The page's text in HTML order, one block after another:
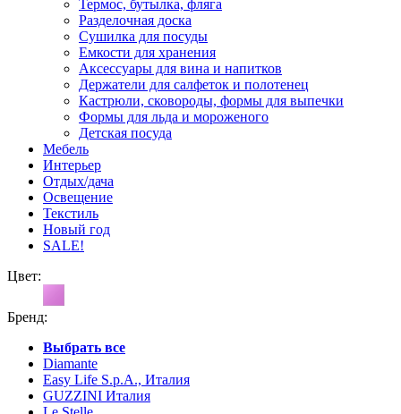
Термос, бутылка, фляга
Разделочная доска
Сушилка для посуды
Емкости для хранения
Аксессуары для вина и напитков
Держатели для салфеток и полотенец
Кастрюли, сковороды, формы для выпечки
Формы для льда и мороженого
Детская посуда
Мебель
Интерьер
Отдых/дача
Освещение
Текстиль
Новый год
SALE!
Цвет:
Бренд:
Выбрать все
Diamante
Easy Life S.p.A., Италия
GUZZINI Италия